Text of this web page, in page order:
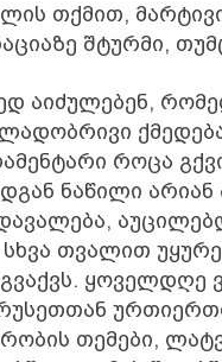
თქმით,
შტურმი,
აიძულებენ,
როცა
ნაწილი
თვალით
ყოველდღე
რუსეთთან
თემები,